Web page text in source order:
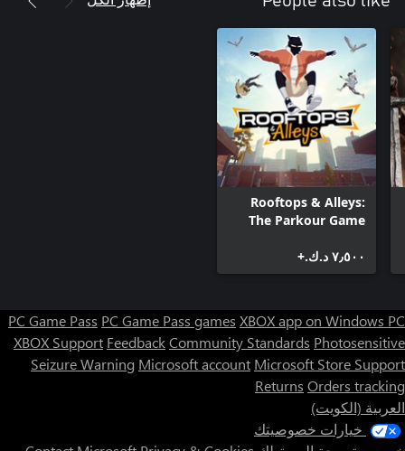
Rooftops & Alleys:
The Parkour Game
٧٫٥٠٠ د.ك.‏+
PC Game Pass PC Game Pass games XBOX app on Windows PC
XBOX Support FeedbackCommunity Standards Photosensitive
Seizure Warning Microsoft account Microsoft Store Support
Returns Orders tracking
العربية (الكويت)
خيارات خصوصيتك